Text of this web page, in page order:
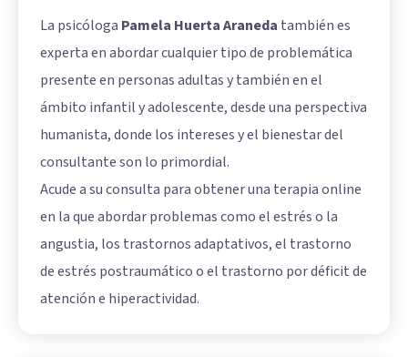
La psicóloga Pamela Huerta Araneda también es
experta en abordar cualquier tipo de problemática
presente en personas adultas y también en el
ámbito infantil y adolescente, desde una perspectiva
humanista, donde los intereses y el bienestar del
consultante son lo primordial.
Acude a su consulta para obtener una terapia online
en la que abordar problemas como el estrés o la
angustia, los trastornos adaptativos, el trastorno
de estrés postraumático o el trastorno por déficit de
atención e hiperactividad.